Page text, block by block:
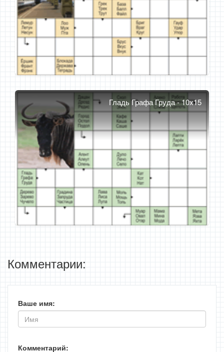
Гладь Графа Груда - 10x15
Комментарии:
Ваше имя:
Комментарий: